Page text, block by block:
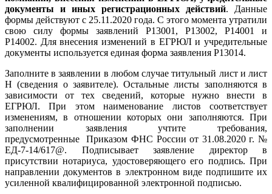
документы и иных регистрационных действий. Данные
формы действуют с 25.11.2020 года. С этого момента утратили
свою силу формы заявлений Р13001, Р13002, Р14001 и
Р14002. Для внесения изменений в ЕГРЮЛ и учредительные
документы используется единая форма заявления Р13014.
Заполните в заявлении в любом случае титульный лист и лист
Н (сведения о заявителе). Остальные листы заполняются в
зависимости от тех сведений, которые нужно внести в
ЕГРЮЛ. При этом наименование листов соответствует
изменениям, в отношении которых они заполняются. При
заполнении заявления учтите требования,
предусмотренные
Приказом ФНС России от 31.08.2020 г. №
ЕД-7-14/617@. Подписывает заявление директор в
присутствии нотариуса, удостоверяющего его подпись. При
направлении документов в электронном виде подпишите их
усиленной квалифицированной электронной подписью.